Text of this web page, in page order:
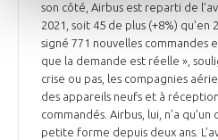
son côté, Airbus est reparti de
2021, soit 45 de plus (+8%) qu’en
signé 771 nouvelles commandes
que la demande est réelle »,
crise ou pas, les compagnies
des appareils neufs et à
commandés. Airbus, lui, n’a
petite forme depuis deux ans.